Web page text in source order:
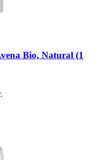
Bio, Natural (1